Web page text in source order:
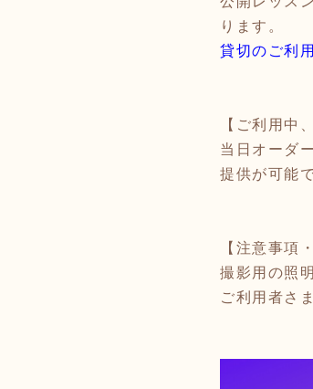
ります。
貸切のご利
【ご利用中
当日オーダ
提供が可能
【注意事項
撮影用の照
ご利用者さ